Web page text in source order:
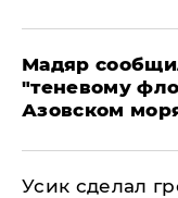
Мадяр
"теневому
Азовском
Усик сделал